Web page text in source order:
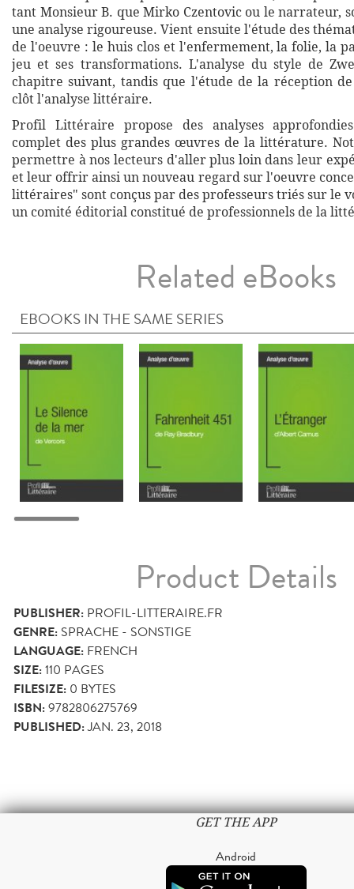
tant Monsieur B. que Mirko Czentovic ou le narrateur,
une analyse rigoureuse. Vient ensuite l'étude des
de l'oeuvre : le huis clos et l'enfermement, la folie, la
jeu et ses transformations. L'analyse du style de
chapitre suivant, tandis que l'étude de la réception
clôt l'analyse littéraire.
Profil Littéraire propose des analyses
complet des plus grandes œuvres de la littérature.
permettre à nos lecteurs d'aller plus loin dans leur
et leur offrir ainsi un nouveau regard sur l'oeuvre
littéraires" sont conçus par des professeurs triés sur le
un comité éditorial constitué de professionnels de la
Related eBooks
EBOOKS IN THE SAME SERIES
Product Details
PUBLISHER: PROFIL-LITTERAIRE.FR
GENRE: SPRACHE - SONSTIGE
LANGUAGE: FRENCH
SIZE:110 PAGES
FILESIZE: 0 BYTES
ISBN:9782806275769
PUBLISHED:JAN. 23, 2018
GET THE APP
Android